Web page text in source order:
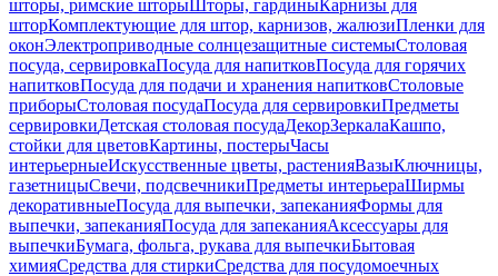
шторы, римские шторыШторы, гардиныКарнизы для
шторКомплектующие для штор, карнизов, жалюзиПленки для
оконЭлектроприводные солнцезащитные системыСтоловая
посуда, сервировкаПосуда для напитковПосуда для горячих
напитковПосуда для подачи и хранения напитковСтоловые
приборыСтоловая посудаПосуда для сервировкиПредметы
сервировкиДетская столовая посудаДекорЗеркалаКашпо,
стойки для цветовКартины, постерыЧасы
интерьерныеИскусственные цветы, растенияВазыКлючницы,
газетницыСвечи, подсвечникиПредметы интерьераШирмы
декоративныеПосуда для выпечки, запеканияФормы для
выпечки, запеканияПосуда для запеканияАксессуары для
выпечкиБумага, фольга, рукава для выпечкиБытовая
химияСредства для стиркиСредства для посудомоечных